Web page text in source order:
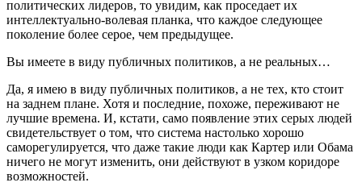
политических лидеров, то увидим, как проседает их
интеллектуально-волевая планка, что каждое следующее
поколение более серое, чем предыдущее.
Вы имеете в виду публичных политиков, а не реальных…
Да, я имею в виду публичных политиков, а не тех, кто стоит
на заднем плане. Хотя и последние, похоже, переживают не
лучшие времена. И, кстати, само появление этих серых людей
свидетельствует о том, что система настолько хорошо
саморегулируется, что даже такие люди как Картер или Обама
ничего не могут изменить, они действуют в узком коридоре
возможностей.